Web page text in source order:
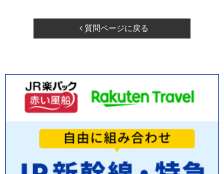
質問ページに戻る